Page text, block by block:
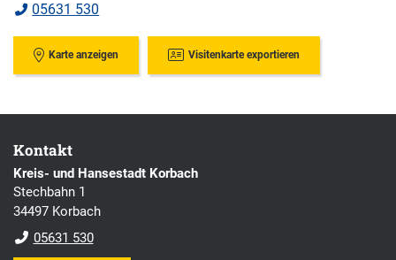
05631 530
Karte anzeigen Visitenkarte exportieren
Kontakt
Kreis- und Hansestadt Korbach
Stechbahn 1
34497 Korbach
05631 530